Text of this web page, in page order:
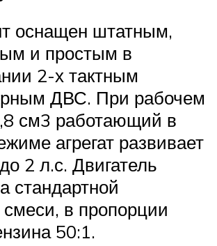
оснащен штатным,
и простым в
2-х тактным
ДВС. При рабочем
см3 работающий в
агрегат развивает
2 л.с. Двигатель
стандартной
в пропорции
50:1.